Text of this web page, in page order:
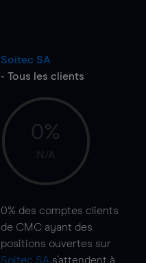
Soitec SA
- Tous les clients
0%
N/A
0% des comptes clients
de CMC ayant des
positions ouvertes sur
Soitec SA s'attendent à